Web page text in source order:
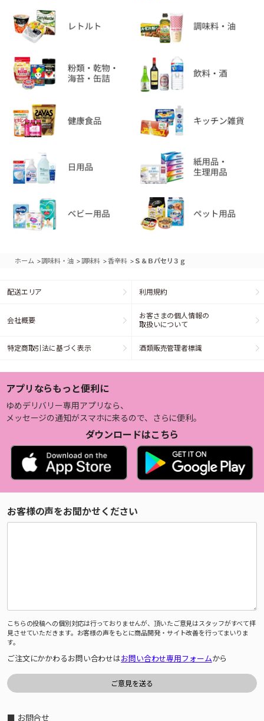
ホーム >調味料・油 >調味料 >香辛料 > Ｓ＆Ｂパセリ３ｇ
配送エリア 利用規約
会社概要
お客さまの個人情報の
取扱いについて
特定商取引法に基づく表示 酒類販売管理者標識
アプリならもっと便利に
ゆめデリバリー専用アプリなら、
メッセージの通知がスマホに来るので、さらに便利。
ダウンロードはこちら
お客様の声をお聞かせください
こちらの投稿への個別対応は行っておりませんが、頂いたご意見はスタッフがすべて拝
見させていただきます。お客様の声をもとに商品開発・サイト改善を行ってまいりま
す。
ご注文にかかわるお問い合わせはお問い合わせ専用フォームから
■ お問合せ